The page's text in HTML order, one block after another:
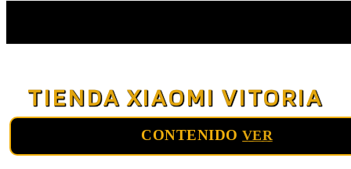
al
contenido
TIENDA XIAOMI VITORIA
CONTENIDO VER